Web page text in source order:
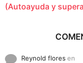
(Autoayuda y
Reynold flores en